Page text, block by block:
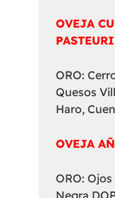
OVEJA
ORO:
Quesos
Haro,
OVEJA
ORO: